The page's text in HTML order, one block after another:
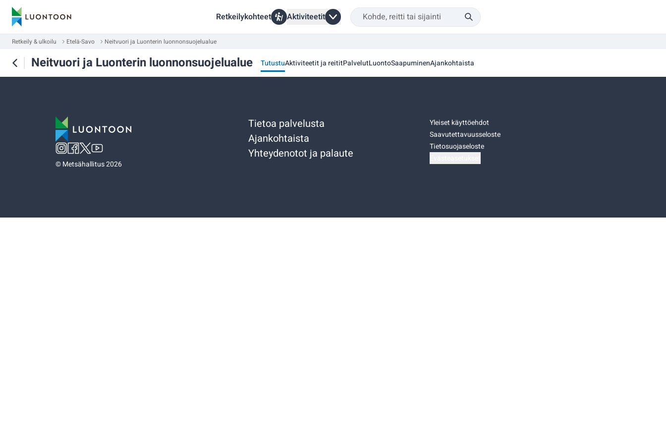
Retkeilykohteet Aktiviteetit
Retkeily & ulkoilu Etelä-Savo Neitvuori ja Luonterin luonnonsuojelualue
Neitvuori ja Luonterin luonnonsuojelualue TutustuAktiviteetit ja reititPalvelutLuontoSaapuminenAjankohtaista
©Metsähallitus 2026
Tietoa palvelusta
Ajankohtaista
Yhteydenotot ja palaute
Yleiset käyttöehdot
Saavutettavuusseloste
Tietosuojaseloste